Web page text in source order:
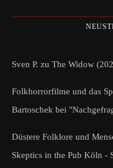
Sven P. zu The Widow
Folkhorrorfilme und das
Bartoschek bei
Düstere Folklore und
Skeptics in the Pub Köln -